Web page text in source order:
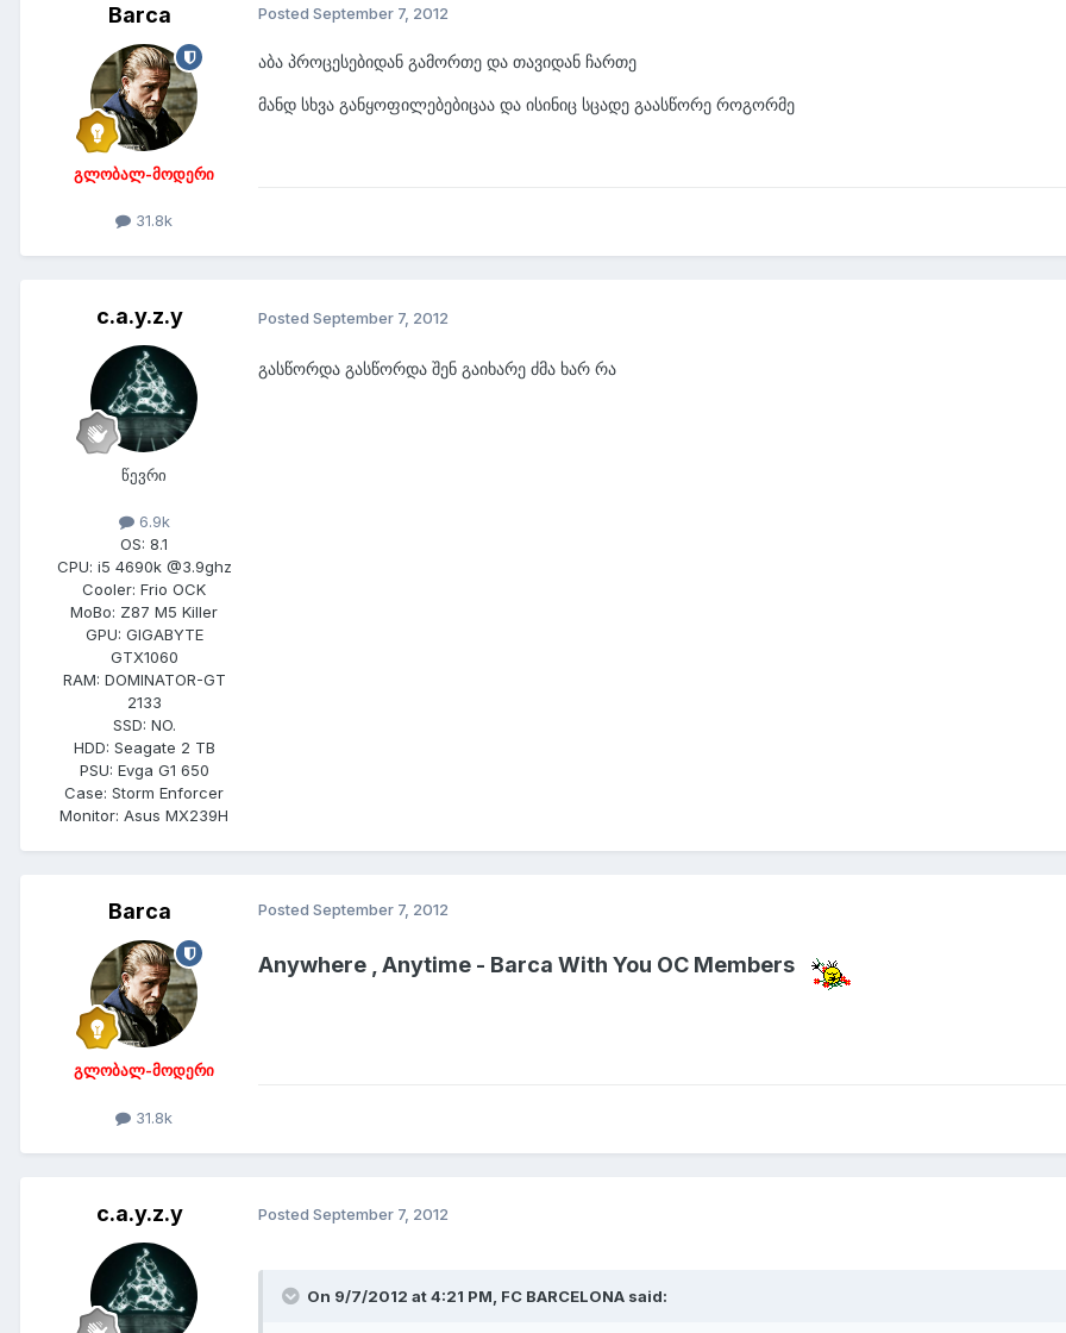
Barca
გლობალ-მოდერი
31.8k
Posted September 7, 2012
აბა პროცესებიდან გამორთე და თავიდან ჩართე
მანდ სხვა განყოფილებებიცაა და ისინიც სცადე გაასწორე როგორმე
c.a.y.z.y
წევრი
6.9k
OS: 8.1
CPU: i5 4690k @3.9ghz
Cooler: Frio OCK
MoBo: Z87 M5 Killer
GPU: GIGABYTE
GTX1060
RAM: DOMINATOR-GT
2133
SSD: NO.
HDD: Seagate 2 TB
PSU: Evga G1 650
Case: Storm Enforcer
Monitor: Asus MX239H
Posted September 7, 2012
გასწორდა გასწორდა შენ გაიხარე ძმა ხარ რა
Barca
გლობალ-მოდერი
31.8k
Posted September 7, 2012
Anywhere , Anytime - Barca With You OC Members
c.a.y.z.y Posted September 7, 2012
On 9/7/2012 at 4:21 PM, FC BARCELONA said: